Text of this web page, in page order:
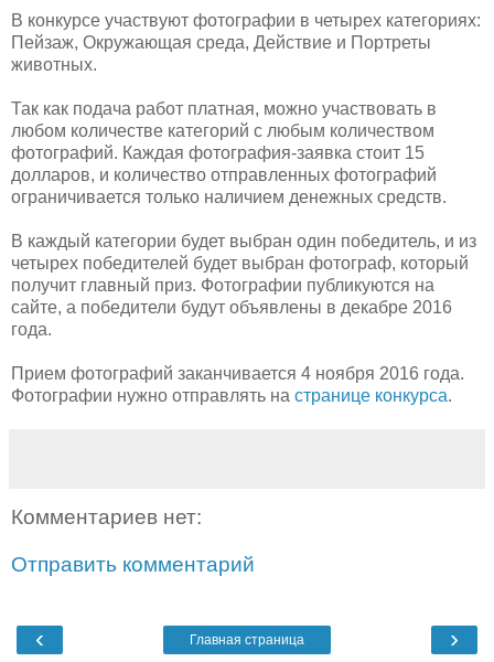
В конкурсе участвуют фотографии в четырех категориях:
Пейзаж, Окружающая среда, Действие и Портреты
животных.
Так как подача работ платная, можно участвовать в
любом количестве категорий с любым количеством
фотографий. Каждая фотография-заявка стоит 15
долларов, и количество отправленных фотографий
ограничивается только наличием денежных средств.
В каждый категории будет выбран один победитель, и из
четырех победителей будет выбран фотограф, который
получит главный приз. Фотографии публикуются на
сайте, а победители будут объявлены в декабре 2016
года.
Прием фотографий заканчивается 4 ноября 2016 года.
Фотографии нужно отправлять на странице конкурса.
Комментариев нет:
Отправить комментарий
‹ ›
Главная страница